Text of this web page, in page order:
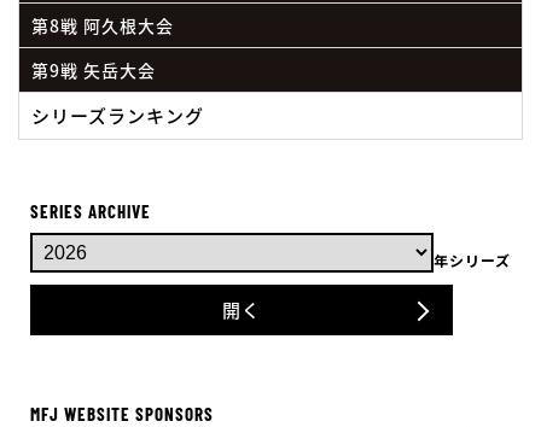
第8戦 阿久根大会
第9戦 矢岳大会
シリーズランキング
SERIES ARCHIVE
年シリーズ
開く
MFJ WEBSITE SPONSORS